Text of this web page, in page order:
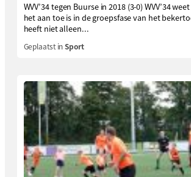
WVV’34 tegen Buurse in 2018 (3-0) WVV’34
het aan toe is in de groepsfase van het
heeft niet alleen...
Geplaatst inSport